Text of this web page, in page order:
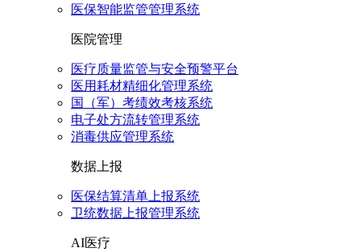
医保智能监管管理系统
医院管理
医疗质量监管与安全预警平台
医用耗材精细化管理系统
国（军）考绩效考核系统
电子处方流转管理系统
消毒供应管理系统
数据上报
医保结算清单上报系统
卫统数据上报管理系统
AI医疗